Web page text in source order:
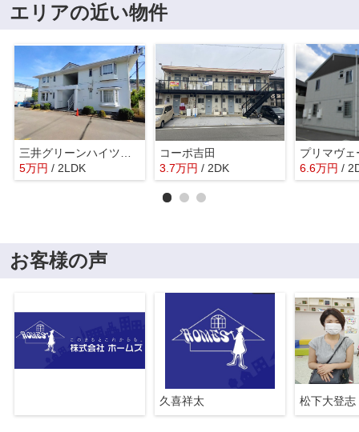
エリアの近い物件
5万円 / 2LDK
コーポ吉田
3.7万円 / 2DK
プリマヴェ
6.6万円 /
お客様の声
久喜祥太 松下大登志